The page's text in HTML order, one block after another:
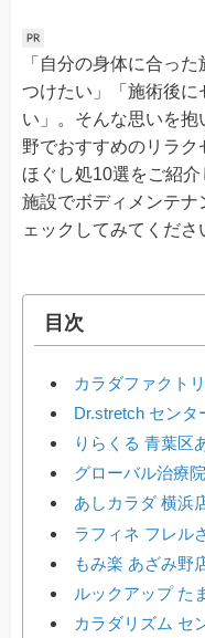
「自分の身体に合っ
つけたい」「施術後に
い」。そんな思いを
野でおすすめのリラ
ほぐし処10選をご紹
施設でボディメンテナ
ェックしてみてくださ
目次
カラダファクト
Dr.stretch センタ
りらくる 青葉区
グローバル治療
あしカラダ 横浜
ラフィネ フレル
もみ楽 あざみ野
ルックアップ た
カラダリズム セ